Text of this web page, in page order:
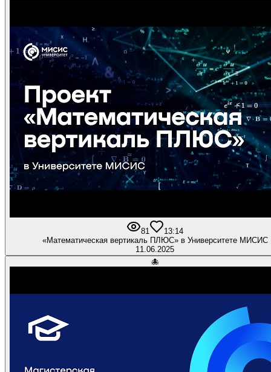
81 13:14
«Математическая вертикаль ПЛЮС» в Университете МИСИС
11.06.2025
🐙